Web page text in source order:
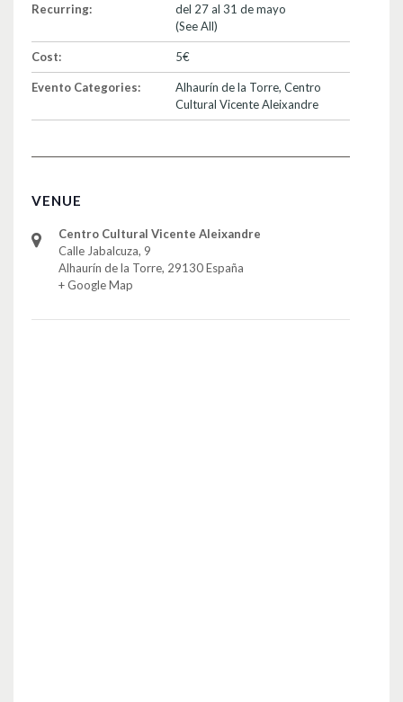
Recurring:
del 27 al 31 de mayo
(See All)
Cost: 5€
Evento Categories: Alhaurín de la Torre, Centro
Cultural Vicente Aleixandre
VENUE
Centro Cultural Vicente Aleixandre
Calle Jabalcuza, 9
Alhaurín de la Torre, 29130España
+ Google Map